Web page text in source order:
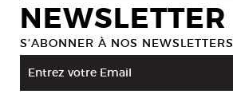
NEWSLETTER
S’ABONNER À NOS NEWSLETTERS